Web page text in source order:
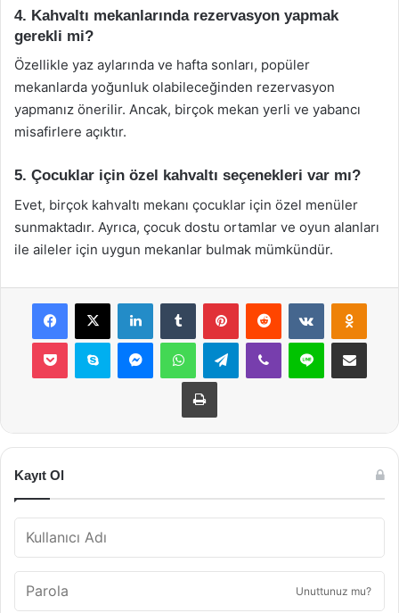
4. Kahvaltı mekanlarında rezervasyon yapmak
gerekli mi?
Özellikle yaz aylarında ve hafta sonları, popüler
mekanlarda yoğunluk olabileceğinden rezervasyon
yapmanız önerilir. Ancak, birçok mekan yerli ve yabancı
misafirlere açıktır.
5. Çocuklar için özel kahvaltı seçenekleri var mı?
Evet, birçok kahvaltı mekanı çocuklar için özel menüler
sunmaktadır. Ayrıca, çocuk dostu ortamlar ve oyun alanları
ile aileler için uygun mekanlar bulmak mümkündür.
Facebook
X LinkedInTumblr PinterestReddit VKontakte
Pocket Skype MessengerWhatsAppTelegramViber Line E-Posta ile
Yazdır
Kayıt Ol
Unuttunuz mu?